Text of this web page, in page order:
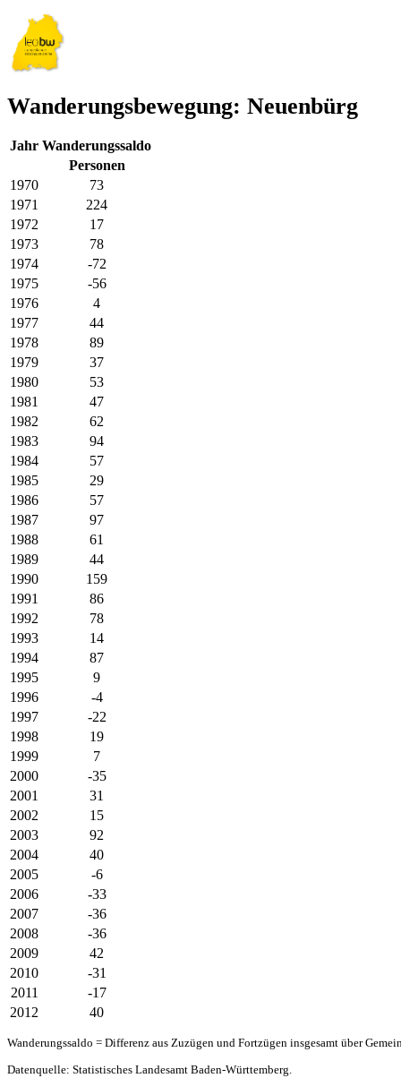
Wanderungsbewegung: Neuenbürg
Jahr Wanderungssaldo
Personen
1970
73
1971
224
1972
17
1973
78
1974
-72
1975
-56
1976
4
1977
44
1978
89
1979
37
1980
53
1981
47
1982
62
1983
94
1984
57
1985
29
1986
57
1987
97
1988
61
1989
44
1990
159
1991
86
1992
78
1993
14
1994
87
1995
9
1996
-4
1997
-22
1998
19
1999
7
2000
-35
2001
31
2002
15
2003
92
2004
40
2005
-6
2006
-33
2007
-36
2008
-36
2009
42
2010
-31
2011
-17
2012
40
Wanderungssaldo = Differenz aus Zuzügen und Fortzügen insgesamt über
Datenquelle: Statistisches Landesamt Baden-Württemberg.